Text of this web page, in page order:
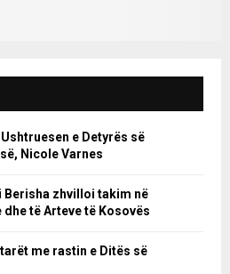
e Detyrës së
Nicole Varnes
Berisha zhvilloi takim në
të Arteve të Kosovës
me rastin e Ditës së